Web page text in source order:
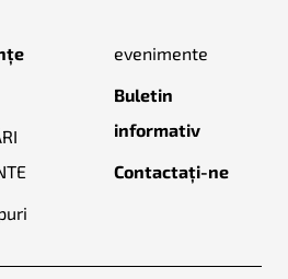
evenimente
Buletin
informativ
Contactați-ne